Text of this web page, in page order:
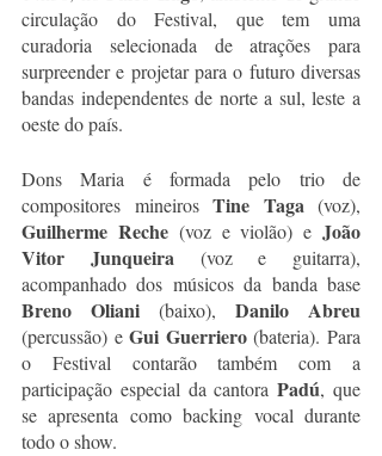
circulação do Festival, que tem uma
curadoria selecionada de atrações para
surpreender e projetar para o futuro diversas
bandas independentes de norte a sul, leste a
oeste do país.
Dons Maria é formada pelo trio de
compositores mineiros Tine Taga
Guilherme Reche (voz e violão) e João
Vitor Junqueira (voz e guitarra),
Breno Oliani (baixo),
(percussão) e Gui Guerriero (bateria). Para
o Festival contarão também com a
participação especial da cantora Padú, que
se apresenta como backing vocal durante
todo o show.